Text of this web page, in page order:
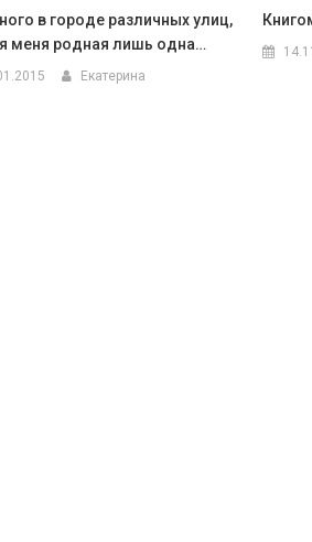
в городе различных улиц,
меня родная лишь одна…
Екатерина